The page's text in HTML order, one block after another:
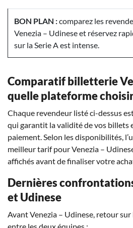
BON PLAN :comparez les
Venezia – Udinese et réservez
sur la Serie A est intense.
Comparatif billetterie
quelle plateforme
Chaque revendeur listé ci-dessus
qui garantit la validité de vos billets
paiement. Selon les disponibilités,
meilleur tarif pour Venezia –
affichés avant de finaliser votre
Dernières
et Udinese
Avant Venezia – Udinese, retour